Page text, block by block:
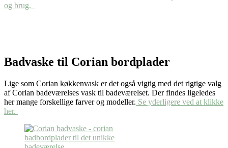
og brug.
Badvaske til Corian bordplader
Lige som Corian køkkenvask er det også vigtig med det rigtige valg
af Corian badeværelses vask til badeværelset. Der findes ligeledes
her mange forskellige farver og modeller. Se yderligere ved at klikke
her.